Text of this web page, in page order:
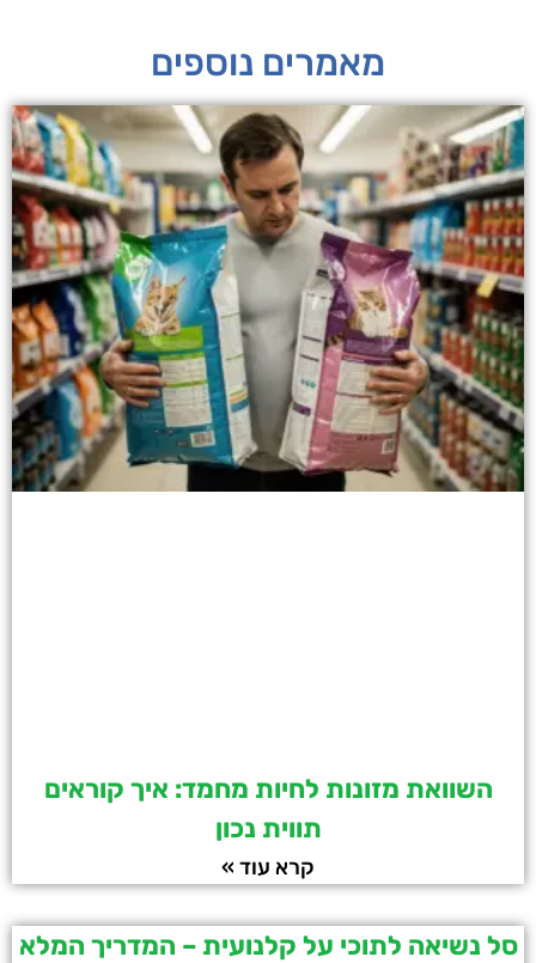
מאמרים נוספים
השוואת מזונות לחיות מחמד: איך קוראים
תווית נכון
קרא עוד »
סל נשיאה לתוכי על קלנועית – המדריך המלא